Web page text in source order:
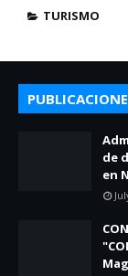
TURISMO
de
en